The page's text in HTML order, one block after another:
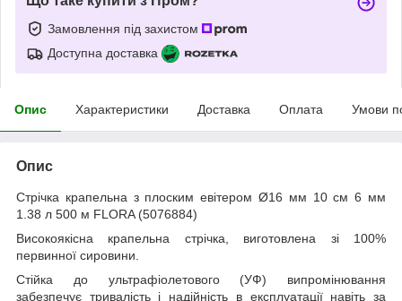
Замовлення під захистом
Доступна доставка
Опис Характеристики Доставка Оплата Умови
Опис
Стрічка крапельна з плоским евітером Ø16 мм 10 см 6 мм
1.38 л 500 м FLORA (5076884)
Високоякісна крапельна стрічка, виготовлена зі 100%
первинної сировини.
Стійка до ультрафіолетового (УФ) випромінювання
забезпечує тривалість і надійність в експлуатації навіть за